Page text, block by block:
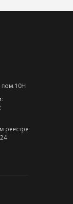
пом.10Н
реестре